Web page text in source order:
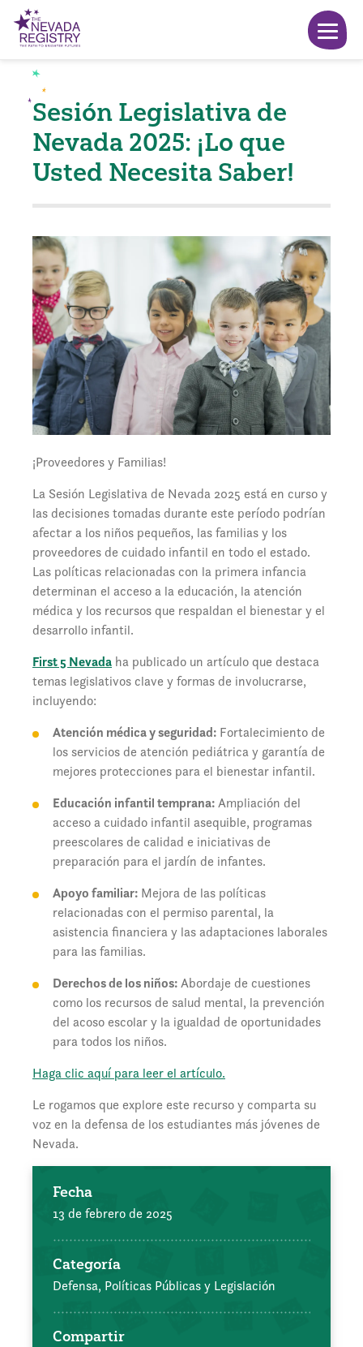
Sesión Legislativa de
Nevada 2025: ¡Lo que
Usted Necesita Saber!
¡Proveedores y Familias!
La Sesión Legislativa de Nevada 2025 está en curso y
las decisiones tomadas durante este período podrían
afectar a los niños pequeños, las familias y los
proveedores de cuidado infantil en todo el estado.
Las políticas relacionadas con la primera infancia
determinan el acceso a la educación, la atención
médica y los recursos que respaldan el bienestar y el
desarrollo infantil.
First 5 Nevada ha publicado un artículo que destaca
temas legislativos clave y formas de involucrarse,
incluyendo:
Atención médica y seguridad: Fortalecimiento de
los servicios de atención pediátrica y garantía de
mejores protecciones para el bienestar infantil.
Educación infantil temprana:Ampliación del
acceso a cuidado infantil asequible, programas
preescolares de calidad e iniciativas de
preparación para el jardín de infantes.
Apoyo familiar: Mejora de las políticas
relacionadas con el permiso parental, la
asistencia financiera y las adaptaciones laborales
para las familias.
Derechos de los niños:Abordaje de cuestiones
como los recursos de salud mental, la prevención
del acoso escolar y la igualdad de oportunidades
para todos los niños.
Haga clic aquí para leer el artículo.
Le rogamos que explore este recurso y comparta su
voz en la defensa de los estudiantes más jóvenes de
Nevada.
Fecha
13 de febrero de 2025
Categoría
Defensa, Políticas Públicas y Legislación
Compartir